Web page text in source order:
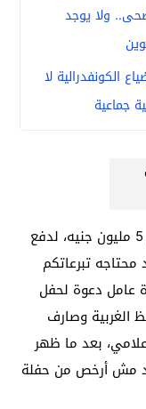
ولا يوجد
الكونفدرالية لا
جماعية
وتابع: حملة جمع تبرعات لجمع مبلغ مالي 5 مليون جنيه، لدفع
تبرعاتكم
عامل دعوة لحفل
الغربية وصارف
بعد ما ظهر
مش أرخص من حفلة